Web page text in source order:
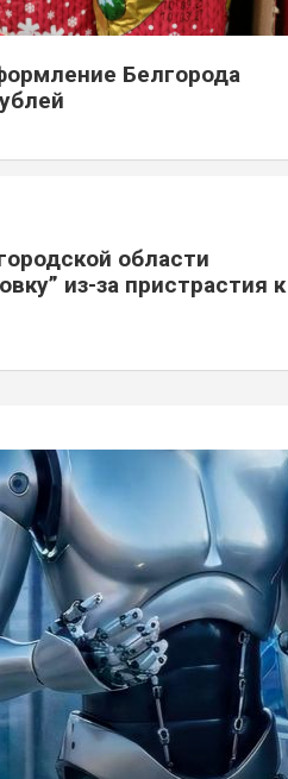
Белгорода
области
из-за пристрастия к